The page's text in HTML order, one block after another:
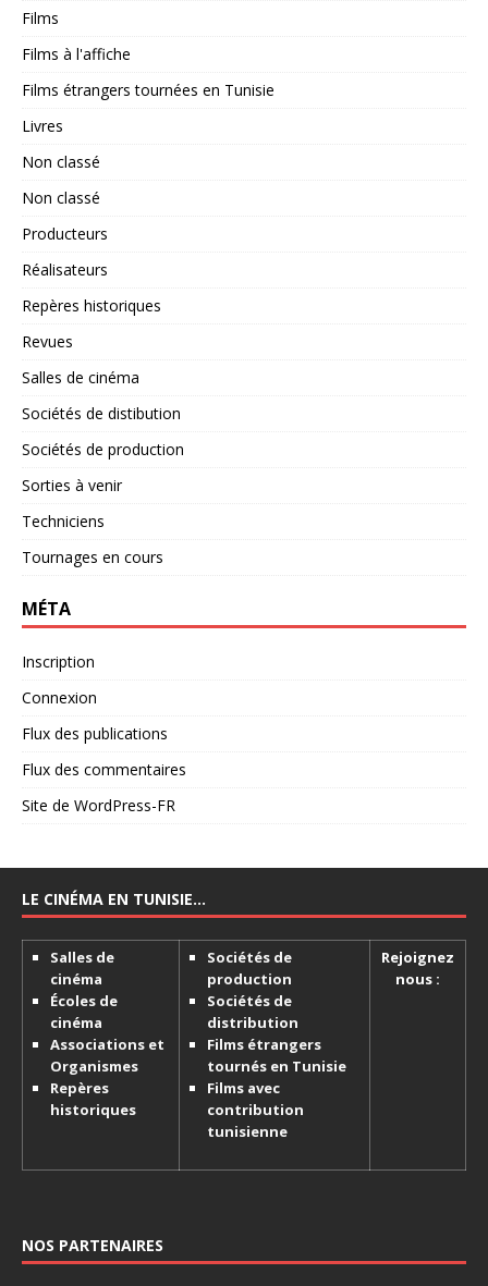
Films
Films à l'affiche
Films étrangers tournées en Tunisie
Livres
Non classé
Non classé
Producteurs
Réalisateurs
Repères historiques
Revues
Salles de cinéma
Sociétés de distibution
Sociétés de production
Sorties à venir
Techniciens
Tournages en cours
MÉTA
Inscription
Connexion
Flux des publications
Flux des commentaires
Site de WordPress-FR
LE CINÉMA EN TUNISIE…
Salles de
cinéma
Écoles de
cinéma
Associations et
Organismes
Repères
historiques
Sociétés de
production
Sociétés de
distribution
Films étrangers
tournés en Tunisie
Films avec
contribution
tunisienne
Rejoignez
nous :
NOS PARTENAIRES